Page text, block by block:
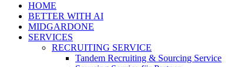
HOME
BETTER WITH AI
MIDGARDONE
SERVICES
RECRUITING SERVICE
Tandem Recruiting & Sourcing Service